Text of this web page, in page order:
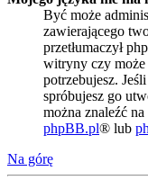
Być może
zawierającego
przetłumaczył
witryny czy
potrzebujesz.
spróbujesz go
można znaleźć
phpBB.pl® lub
Na górę